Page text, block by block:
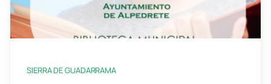
SIERRA DE GUADARRAMA